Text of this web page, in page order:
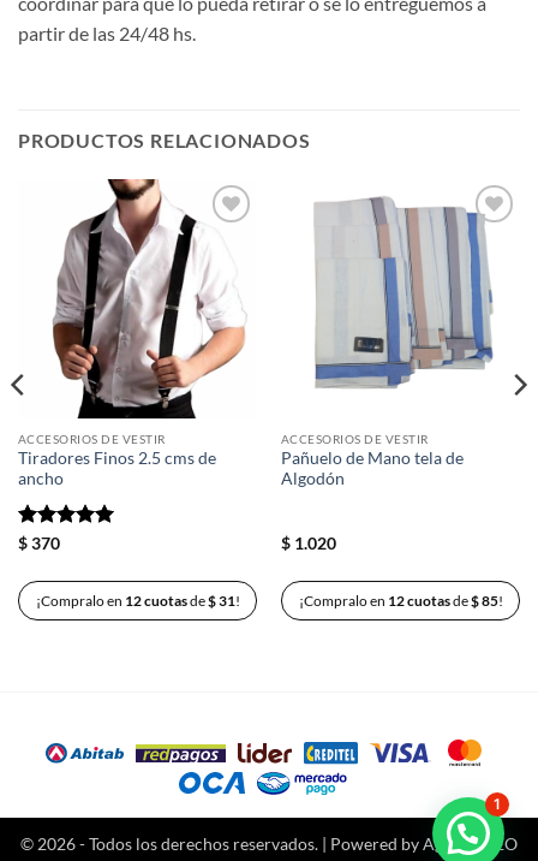
partir de las 24/48 hs.
PRODUCTOS RELACIONADOS
lista de
deseos
ACCESORIOS DE VESTIR
Tiradores Finos 2.5 cms de
ancho
Valorado
$370
¡Compralo en 12 cuotasde$31 !
Añadir
a la
lista de
deseos
ACCESORIOS DE VESTIR
Pañuelo de Mano tela de
Algodón
$1.020
¡Compralo en 12 cuotasde$85!
© 2026 - Todos los derechos reservados. | Powered byAgencia SEO
1